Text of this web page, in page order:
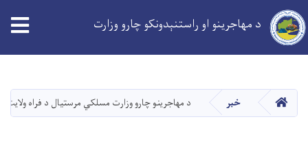
main
content
د مهاجرینو او راستنېدونکو چارو وزارت
کورپاڼه خبر د مهاجرينو چارو وزارت مسلکي مرستیال د فراه ولایت